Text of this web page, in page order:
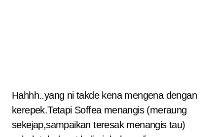
Hahhh..yang ni takde kena mengena dengan
kerepek.Tetapi Soffea menangis (meraung
sekejap,sampaikan teresak menangis tau)